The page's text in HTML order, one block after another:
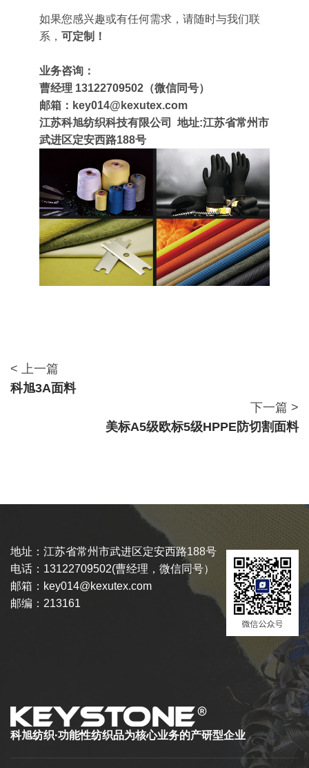
如果您感兴趣或有任何需求，请随时与我们联
系， 可定制！
业务咨询：
曹经理 13122709502（微信同号）
邮箱：key014@kexutex.com
江苏科旭纺织科技有限公司 地址:江苏省常州市
武进区定安西路188号
< 上一篇
科旭3A面料
下一篇 >
美标A5级欧标5级HPPE防切割面料
地址：江苏省常州市武进区定安西路188号
电话：13122709502(曹经理，微信同号）
邮箱：key014@kexutex.com
邮编：213161
科旭纺织·功能性纺织品为核心业务的产研型企业